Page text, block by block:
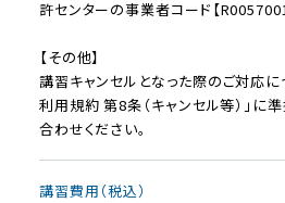
許センターの事業者コード【
【その他】
講習キャンセルとなった際のご対応
利用規約 第8条（キャンセル等）」に
合わせください。
講習費用（税込）